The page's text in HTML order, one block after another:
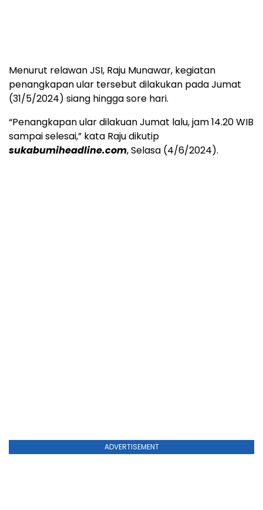
Menurut relawan JSI, Raju Munawar, kegiatan
penangkapan ular tersebut dilakukan pada Jumat
(31/5/2024) siang hingga sore hari.
“Penangkapan ular dilakuan Jumat lalu, jam 14.20 WIB
sampai selesai,” kata Raju dikutip
sukabumiheadline.com, Selasa (4/6/2024).
ADVERTISEMENT